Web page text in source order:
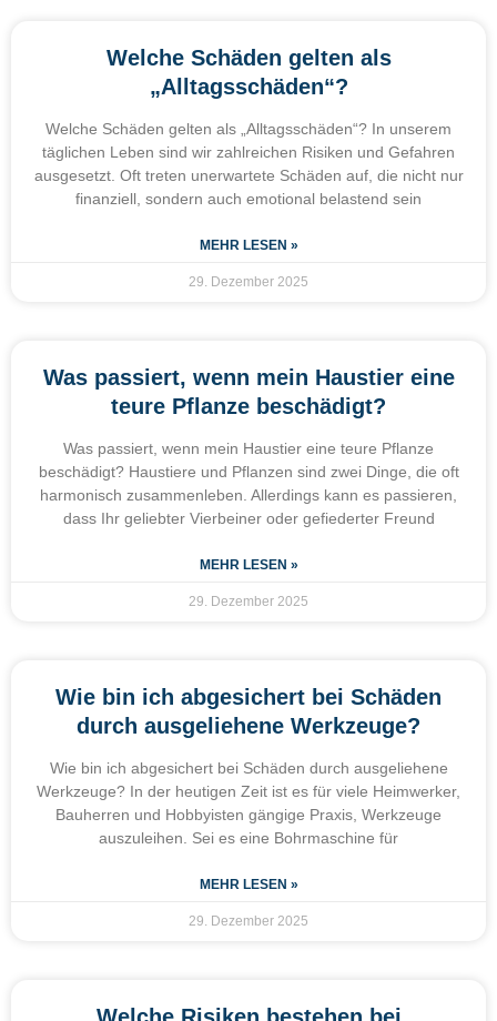
Welche Schäden gelten als
„Alltagsschäden“?
Welche Schäden gelten als „Alltagsschäden“? In unserem
täglichen Leben sind wir zahlreichen Risiken und Gefahren
ausgesetzt. Oft treten unerwartete Schäden auf, die nicht nur
finanziell, sondern auch emotional belastend sein
MEHR LESEN »
29. Dezember 2025
Was passiert, wenn mein Haustier eine
teure Pflanze beschädigt?
Was passiert, wenn mein Haustier eine teure Pflanze
beschädigt? Haustiere und Pflanzen sind zwei Dinge, die oft
harmonisch zusammenleben. Allerdings kann es passieren,
dass Ihr geliebter Vierbeiner oder gefiederter Freund
MEHR LESEN »
29. Dezember 2025
Wie bin ich abgesichert bei Schäden
durch ausgeliehene Werkzeuge?
Wie bin ich abgesichert bei Schäden durch ausgeliehene
Werkzeuge? In der heutigen Zeit ist es für viele Heimwerker,
Bauherren und Hobbyisten gängige Praxis, Werkzeuge
auszuleihen. Sei es eine Bohrmaschine für
MEHR LESEN »
29. Dezember 2025